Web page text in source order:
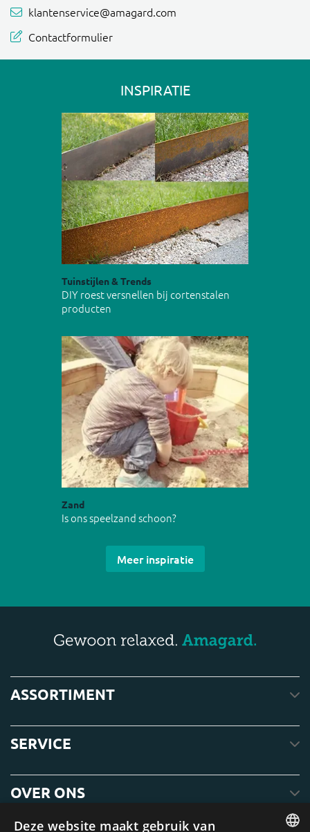
klantenservice@amagard.com
Contactformulier
INSPIRATIE
Tuinstijlen & Trends
DIY roest versnellen bij cortenstalen
producten
Zand
Is ons speelzand schoon?
Meer inspiratie
ASSORTIMENT
SERVICE
OVER ONS
Deze website maakt gebruik van